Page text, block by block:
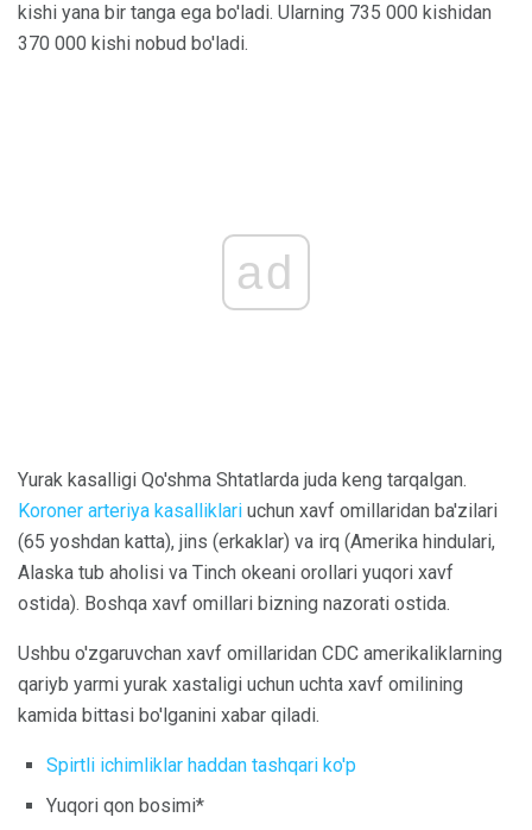
kishi yana bir tanga ega bo'ladi. Ularning 735 000 kishidan
370 000 kishi nobud bo'ladi.
ad
Yurak kasalligi Qo'shma Shtatlarda juda keng tarqalgan.
Koroner arteriya kasalliklari uchun xavf omillaridan ba'zilari
(65 yoshdan katta), jins (erkaklar) va irq (Amerika hindulari,
Alaska tub aholisi va Tinch okeani orollari yuqori xavf
ostida). Boshqa xavf omillari bizning nazorati ostida.
Ushbu o'zgaruvchan xavf omillaridan CDC amerikaliklarning
qariyb yarmi yurak xastaligi uchun uchta xavf omilining
kamida bittasi bo'lganini xabar qiladi.
Spirtli ichimliklar haddan tashqari ko'p
Yuqori qon bosimi*